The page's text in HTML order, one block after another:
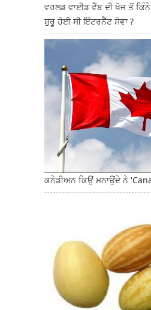
ਵਰਲਡ ਵਾਈਡ ਵੈੱਬ ਦੀ ਖੋਜ ਤੋਂ
ਸ਼ੁਰੂ ਹੋਈ ਸੀ ਇੰਟਰਨੈੱਟ ਸੇਵਾ ?
ਕਨੇਡੀਅਨ ਕਿਉਂ ਮਨਾਉਂਦੇ ਨੇ